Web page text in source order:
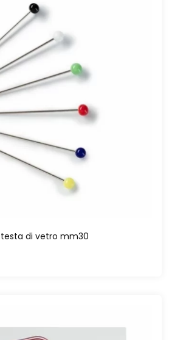
testa di vetro mm30